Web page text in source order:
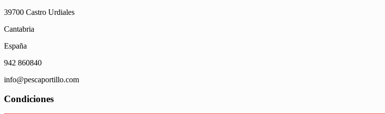
39700 Castro Urdiales
Cantabria
España
942 860840
info@pescaportillo.com
Condiciones